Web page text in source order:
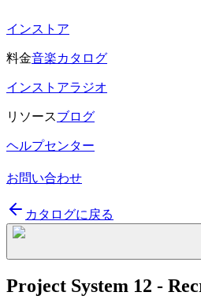
インストア
料金音楽カタログ
インストアラジオ
リソースブログ
ヘルプセンター
お問い合わせ
カタログに戻る
Project System 12 -